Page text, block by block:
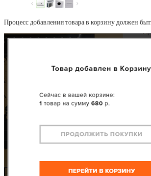
Процесс добавления товара в корзину должен